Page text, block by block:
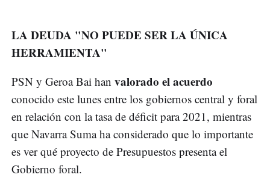
LA DEUDA "NO PUEDE SER LA ÚNICA
HERRAMIENTA"
PSN y Geroa Bai han valorado el acuerdo
conocido este lunes entre los gobiernos central y foral
en relación con la tasa de déficit para 2021, mientras
que Navarra Suma ha considerado que lo importante
es ver qué proyecto de Presupuestos presenta el
Gobierno foral.